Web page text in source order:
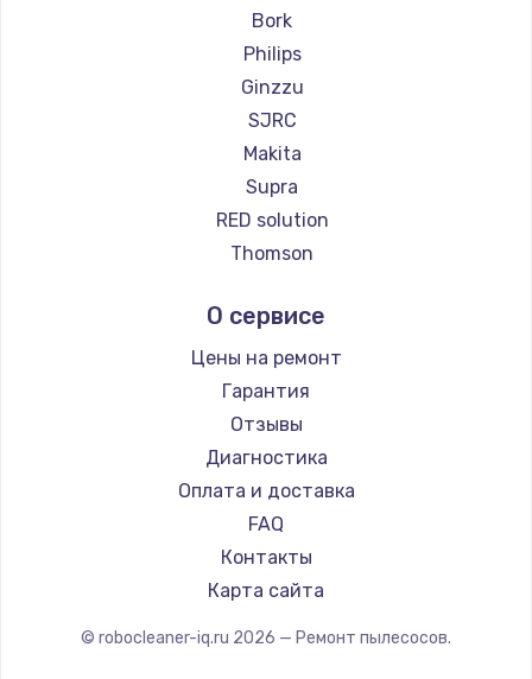
Ремонт пылесосов BBK
Ремонт пылесосов Scarlett
Ремонт пылесосов Kyvol
Ремонт пылесосов Eigen
Ремонт пылесосов Honor
Ремонт пылесосов Qyron
Ремонт пылесосов Doffler
Ремонт пылесосов Hisense
Ремонт пылесосов Elitech
Ремонт пылесосов STIHL
Ремонт пылесосов Kirby
Bork
Philips
Ginzzu
SJRC
Makita
Supra
RED solution
Thomson
lydsto
Atvel
Tineco
Tuvio
DEXP
Haier
Pioneer
Electrolux
Grundig
О сервисе
Цены на ремонт
Гарантия
Отзывы
Диагностика
Оплата и доставка
FAQ
Контакты
Карта сайта
© robocleaner-iq.ru 2026 — Ремонт пылесосов.